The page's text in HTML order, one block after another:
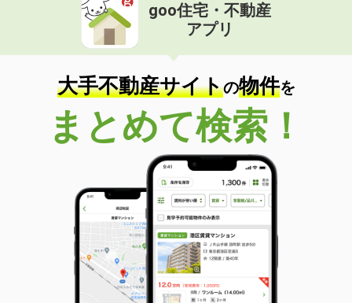
goo住宅・不動産
アプリ
大手不動産サイトの物件を
まとめて検索！